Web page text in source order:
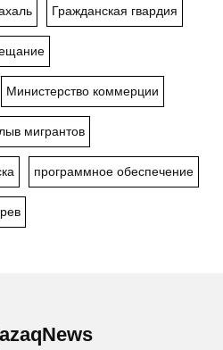
Гражданская гвардия
Министерство коммерции
мигрантов
программное обеспечение